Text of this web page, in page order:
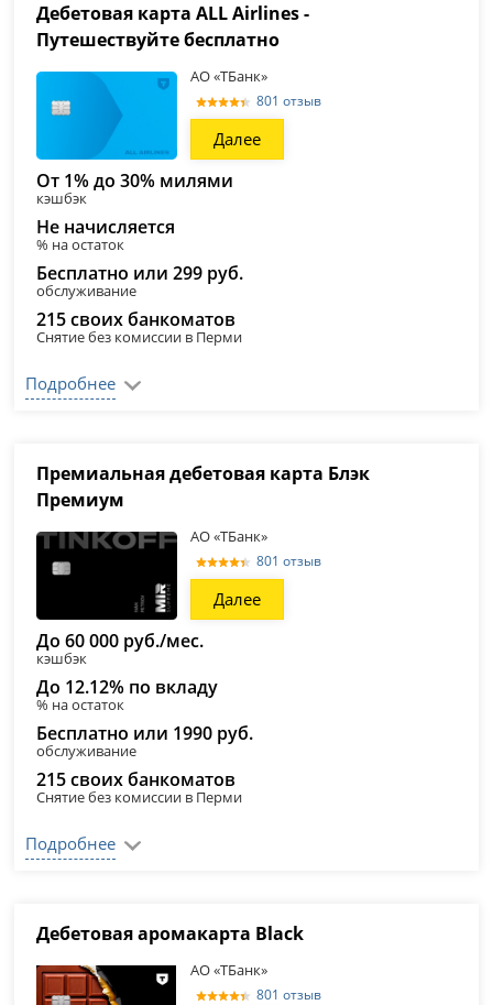
Дебетовая карта ALL Airlines -
Путешествуйте бесплатно
АО «ТБанк»
801 отзыв
Далее
От 1% до 30% милями
кэшбэк
Не начисляется
% на остаток
Бесплатно или 299 руб.
обслуживание
215 своих банкоматов
Снятие без комиссии в Перми
Подробнее
Премиальная дебетовая карта Блэк
Премиум
АО «ТБанк»
801 отзыв
Далее
До 60 000 руб./мес.
кэшбэк
До 12.12% по вкладу
% на остаток
Бесплатно или 1990 руб.
обслуживание
215 своих банкоматов
Снятие без комиссии в Перми
Подробнее
Дебетовая аромакарта Black
АО «ТБанк»
801 отзыв